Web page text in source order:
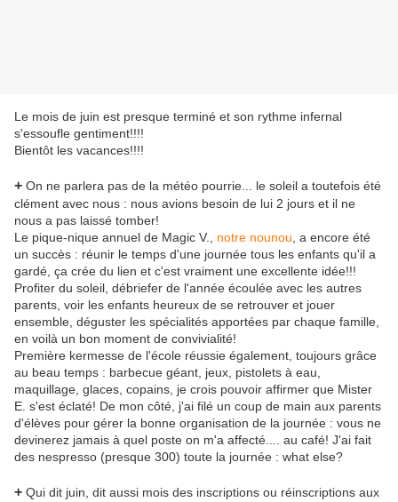
Le mois de juin est presque terminé et son rythme infernal
s'essoufle gentiment!!!!
Bientôt les vacances!!!!
+ On ne parlera pas de la météo pourrie... le soleil a toutefois été
clément avec nous : nous avions besoin de lui 2 jours et il ne
nous a pas laissé tomber!
Le pique-nique annuel de Magic V., notre nounou , a encore été
un succès : réunir le temps d'une journée tous les enfants qu'il a
gardé, ça crée du lien et c'est vraiment une excellente idée!!!
Profiter du soleil, débriefer de l'année écoulée avec les autres
parents, voir les enfants heureux de se retrouver et jouer
ensemble, déguster les spécialités apportées par chaque famille,
en voilà un bon moment de convivialité!
Première kermesse de l'école réussie également, toujours grâce
au beau temps : barbecue géant, jeux, pistolets à eau,
maquillage, glaces, copains, je crois pouvoir affirmer que Mister
E. s'est éclaté! De mon côté, j'ai filé un coup de main aux parents
d'élèves pour gérer la bonne organisation de la journée : vous ne
devinerez jamais à quel poste on m'a affecté.... au café! J'ai fait
des nespresso (presque 300) toute la journée : what else?
+ Qui dit juin, dit aussi mois des inscriptions ou réinscriptions aux